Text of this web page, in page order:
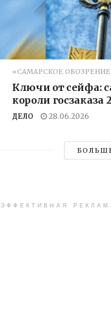
«САМАРСКОЕ
Ключи от сейфа:
короли госзаказа
ДЕЛО 28.06.2026
ЭФФЕКТИВНАЯ